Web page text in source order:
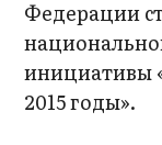
Федерации
инициативы
2015 годы».